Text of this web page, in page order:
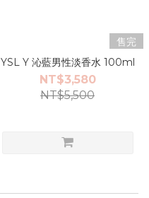
售完
YSL Y 沁藍男性淡香水 100ml
NT$3,580
NT$5,500